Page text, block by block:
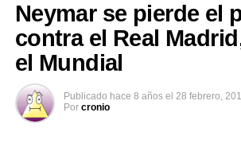
Neymar se pierde el
contra el Real
el Mundial
Publicado hace 8 años el 28 febrero,
Por cronio